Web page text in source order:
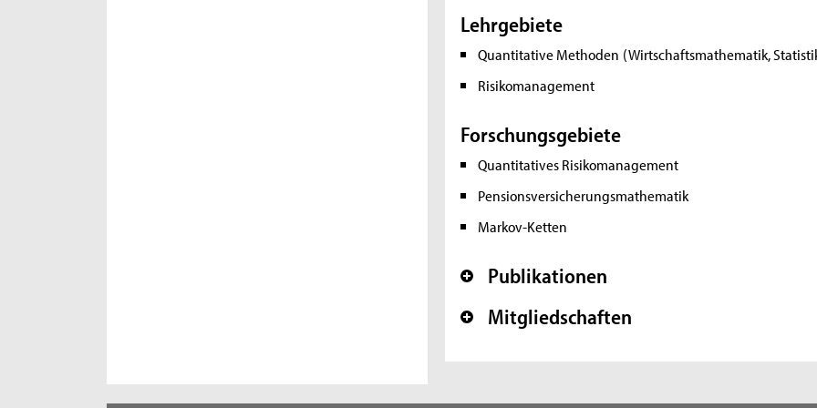
Lehrgebiete
Quantitative Methoden (Wirtschaftsmathematik,
Risikomanagement
Forschungsgebiete
Quantitatives Risikomanagement
Pensionsversicherungsmathematik
Markov-Ketten
+
Publikationen
+
Mitgliedschaften